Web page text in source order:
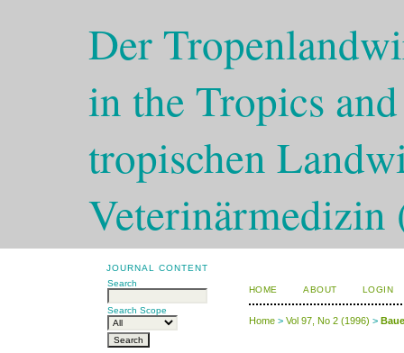
Der
in the Tropics
tropischen
Veterinärmedizin
JOURNAL CONTENT
Search
Search Scope
HOME ABOUT LOGIN
Home> Vol 97, No 2 (1996) >